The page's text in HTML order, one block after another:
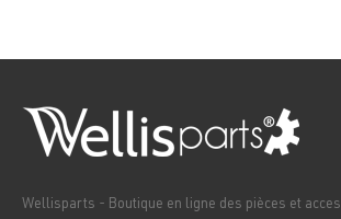
Wellisparts - Boutique en ligne des pièces et